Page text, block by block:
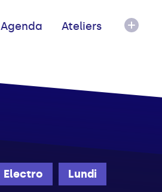
Agenda Ateliers
Electro Lundi